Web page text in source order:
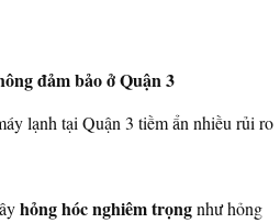
đảm bảo ở Quận 3
lạnh tại Quận 3 tiềm ẩn nhiều rủi ro
hỏng hóc nghiêm trọngnhư hỏng